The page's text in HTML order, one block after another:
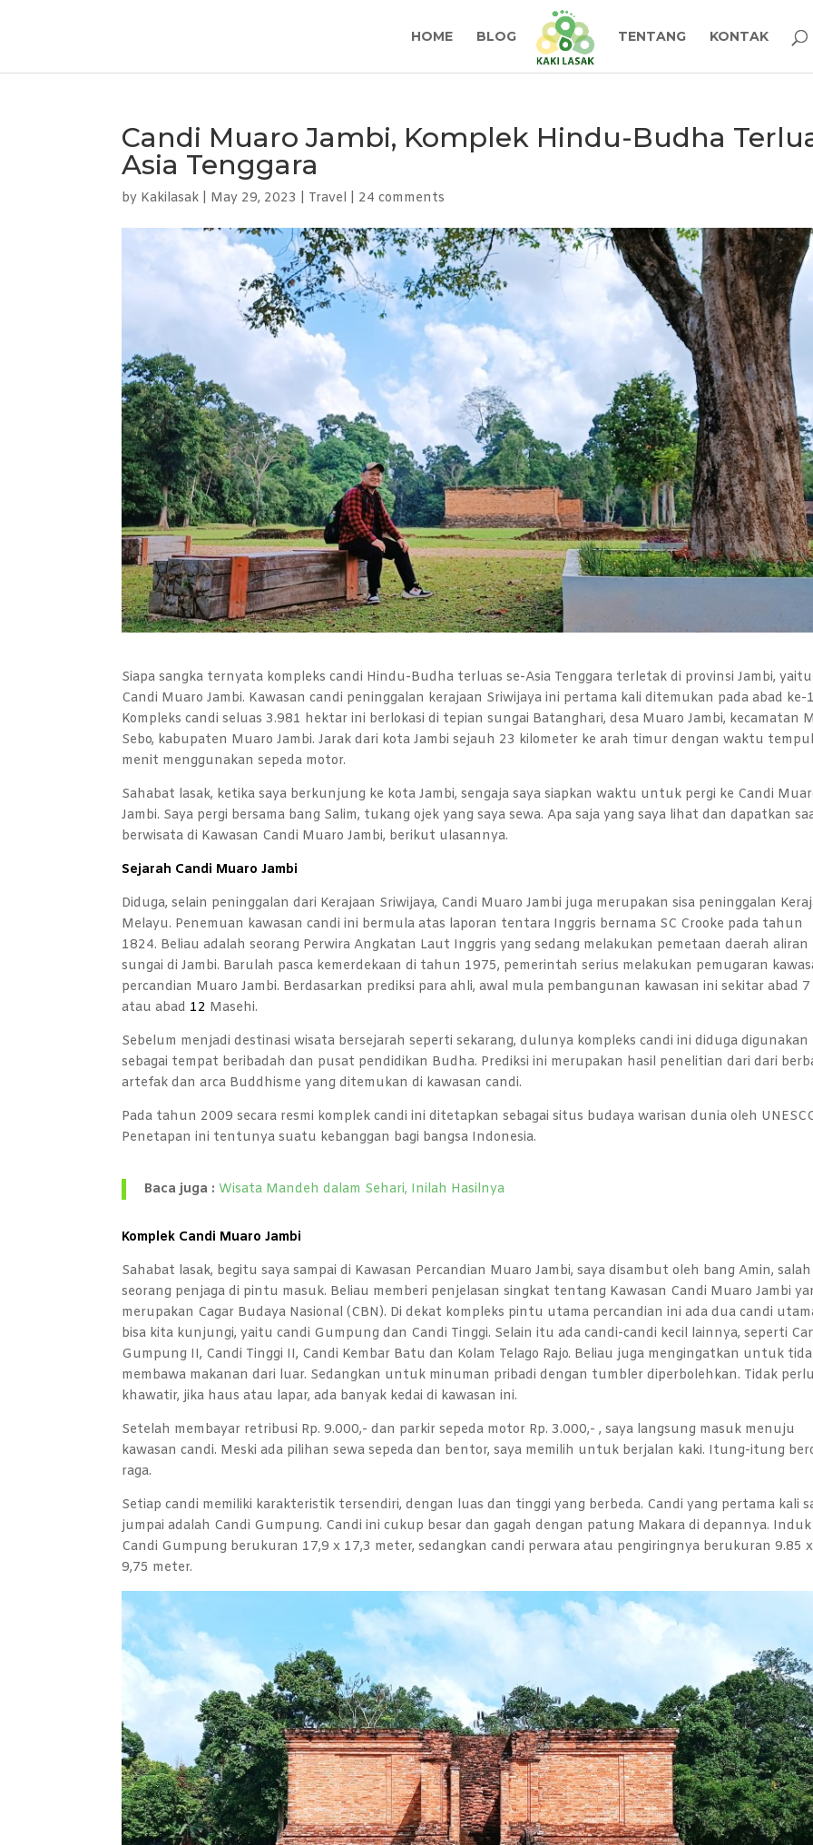
HOME BLOG TENTANG KONTAK
Candi Muaro Jambi, Komplek Hindu-Budha
Asia Tenggara
by Kakilasak May 29, 2023 Travel 24 comments
Siapa sangka ternyata kompleks candi Hindu-Budha terluas se-Asia Tenggara terletak di provinsi Jambi, yaitu
Candi Muaro Jambi. Kawasan candi peninggalan kerajaan Sriwijaya ini pertama kali ditemukan pada abad ke-
Kompleks candi seluas 3.981 hektar ini berlokasi di tepian sungai Batanghari, desa Muaro Jambi, kecamatan
Sebo, kabupaten Muaro Jambi. Jarak dari kota Jambi sejauh 23 kilometer ke arah timur dengan waktu
menit menggunakan sepeda motor.
Sahabat lasak, ketika saya berkunjung ke kota Jambi, sengaja saya siapkan waktu untuk pergi ke Candi
Jambi. Saya pergi bersama bang Salim, tukang ojek yang saya sewa. Apa saja yang saya lihat dan dapatkan
berwisata di Kawasan Candi Muaro Jambi, berikut ulasannya.
Sejarah Candi Muaro Jambi
Diduga, selain peninggalan dari Kerajaan Sriwijaya, Candi Muaro Jambi juga merupakan sisa peninggalan
Melayu. Penemuan kawasan candi ini bermula atas laporan tentara Inggris bernama SC Crooke pada tahun
1824. Beliau adalah seorang Perwira Angkatan Laut Inggris yang sedang melakukan pemetaan daerah aliran
sungai di Jambi. Barulah pasca kemerdekaan di tahun 1975, pemerintah serius melakukan pemugaran
percandian Muaro Jambi. Berdasarkan prediksi para ahli, awal mula pembangunan kawasan ini sekitar abad 7
atau abad 12 Masehi.
Sebelum menjadi destinasi wisata bersejarah seperti sekarang, dulunya kompleks candi ini diduga digunakan
sebagai tempat beribadah dan pusat pendidikan Budha. Prediksi ini merupakan hasil penelitian dari dari
artefak dan arca Buddhisme yang ditemukan di kawasan candi.
Pada tahun 2009 secara resmi komplek candi ini ditetapkan sebagai situs budaya warisan dunia oleh
Penetapan ini tentunya suatu kebanggan bagi bangsa Indonesia.
Baca juga : Wisata Mandeh dalam Sehari, Inilah Hasilnya
Komplek Candi Muaro Jambi
Sahabat lasak, begitu saya sampai di Kawasan Percandian Muaro Jambi, saya disambut oleh bang Amin, salah
seorang penjaga di pintu masuk. Beliau memberi penjelasan singkat tentang Kawasan Candi Muaro Jambi
merupakan Cagar Budaya Nasional (CBN). Di dekat kompleks pintu utama percandian ini ada dua candi
bisa kita kunjungi, yaitu candi Gumpung dan Candi Tinggi. Selain itu ada candi-candi kecil lainnya, seperti
Gumpung II, Candi Tinggi II, Candi Kembar Batu dan Kolam Telago Rajo. Beliau juga mengingatkan untuk
membawa makanan dari luar. Sedangkan untuk minuman pribadi dengan tumbler diperbolehkan. Tidak
khawatir, jika haus atau lapar, ada banyak kedai di kawasan ini.
Setelah membayar retribusi Rp. 9.000,- dan parkir sepeda motor Rp. 3.000,- , saya langsung masuk menuju
kawasan candi. Meski ada pilihan sewa sepeda dan bentor, saya memilih untuk berjalan kaki. Itung-itung
raga.
Setiap candi memiliki karakteristik tersendiri, dengan luas dan tinggi yang berbeda. Candi yang pertama kali
jumpai adalah Candi Gumpung. Candi ini cukup besar dan gagah dengan patung Makara di depannya. Induk
Candi Gumpung berukuran 17,9 x 17,3 meter, sedangkan candi perwara atau pengiringnya berukuran 9.85 x
9,75 meter.